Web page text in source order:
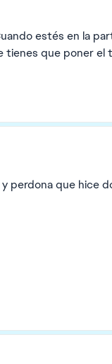
estés en la
tienes que poner el
perdona que hice